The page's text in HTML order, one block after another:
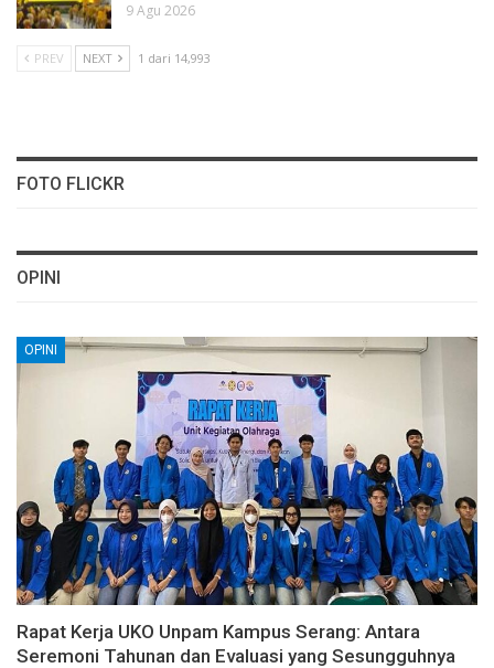
9 Agu 2026
PREV NEXT 1 dari 14,993
FOTO FLICKR
OPINI
OPINI
Rapat Kerja UKO Unpam Kampus Serang: Antara
Seremoni Tahunan dan Evaluasi yang Sesungguhnya